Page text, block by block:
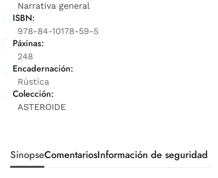
Narrativa general
ISBN:
978-84-10178-59-5
Páxinas:
248
Encadernación:
Rústica
Colección:
ASTEROIDE
SinopseComentariosInformación de seguridad